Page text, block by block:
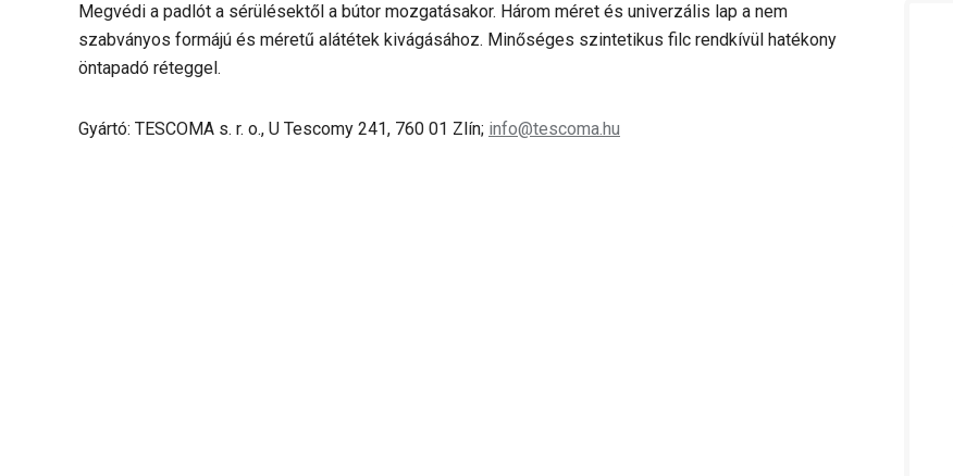
Megvédi a padlót a sérülésektől a bútor mozgatásakor. Három méret és univerzális lap a nem
szabványos formájú és méretű alátétek kivágásához. Minőséges szintetikus filc rendkívül hatékony
öntapadó réteggel.
Gyártó: TESCOMA s. r. o., U Tescomy 241, 760 01 Zlín; info@tescoma.hu